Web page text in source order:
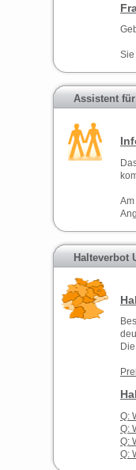
Sie
Assistent
Halteverbot
Q:
Q:
Q:
Q: